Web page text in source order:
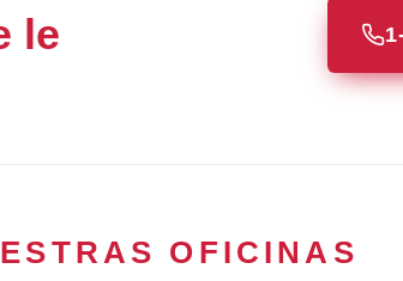
le
OFICINAS